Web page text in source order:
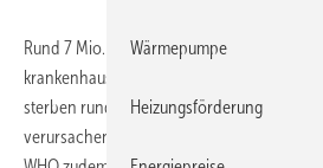
Rund 7 Mio. Menschen erleiden weltweit
krankenhausbürtige Infektion – von den 4
sterben rund 37.000. Neben diesen
verursachen die Infektionen laut der
Wärmepumpe
Heizungsförderung